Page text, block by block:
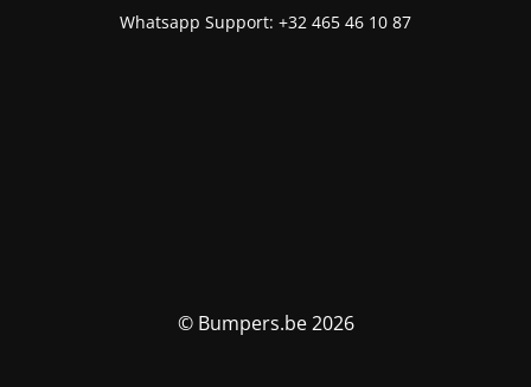
Whatsapp Support: +32 465 46 10 87
© Bumpers.be 2026